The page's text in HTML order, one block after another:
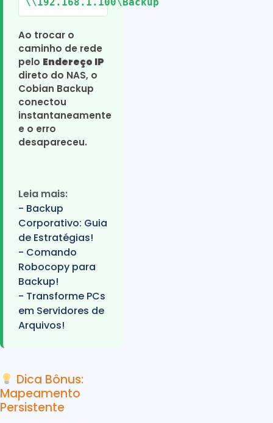
Ao trocar o
caminho de rede
pelo Endereço IP
direto do NAS, o
Cobian Backup
conectou
instantaneamente
e o erro
desapareceu.
Leia mais:
- Backup
Corporativo: Guia
de Estratégias!
- Comando
Robocopy para
Backup!
- Transforme PCs
em Servidores de
Arquivos!
Dica Bônus:
Mapeamento
Persistente